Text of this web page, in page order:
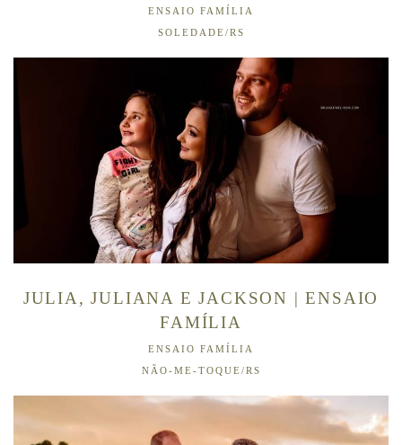
ENSAIO FAMÍLIA
SOLEDADE/RS
JULIA, JULIANA E JACKSON | ENSAIO
FAMÍLIA
ENSAIO FAMÍLIA
NÃO-ME-TOQUE/RS